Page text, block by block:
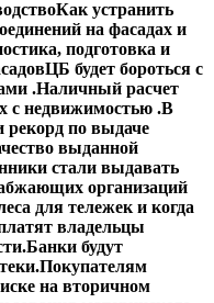
Как устранить
на фасадах и
подготовка и
ЦБ будет бороться с
.Наличный расчет
с недвижимостью .В
рекорд по выдаче
выданной
стали выдавать
организаций
для тележек и когда
владельцы
Банки будут
Покупателям
на вторичном